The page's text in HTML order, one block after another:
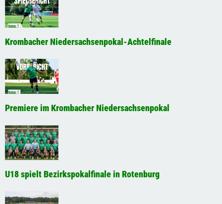
Krombacher Niedersachsenpokal-Achtelfinale
Premiere im Krombacher Niedersachsenpokal
U18 spielt Bezirkspokalfinale in Rotenburg